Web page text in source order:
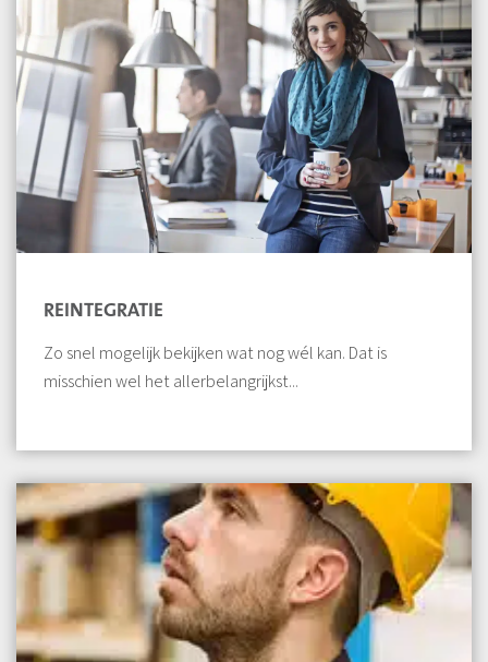
REINTEGRATIE
Zo snel mogelijk bekijken wat nog wél kan. Dat is
misschien wel het allerbelangrijkst...